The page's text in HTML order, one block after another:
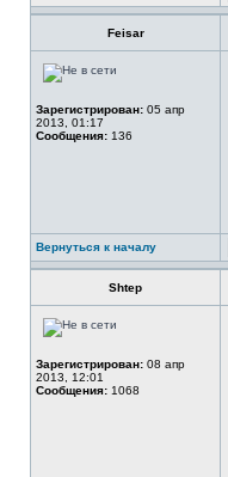
Feisar
Зарегистрирован: 05 апр
2013, 01:17
Сообщения: 136
Вернуться к началу
Shtep
Зарегистрирован: 08 апр
2013, 12:01
Сообщения: 1068